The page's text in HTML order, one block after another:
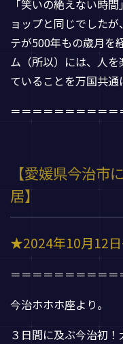
「笑いの絶えない時
ョップと同じでした
テが500年もの歳月を
ム（所以）には、人
ていることを万国共通
＝＝＝＝＝＝＝＝＝
【愛媛県今治市
居】
★2024年10月12日
＝＝＝＝＝＝＝＝＝
今治ホホホ座より。
３日間に及ぶ今治初